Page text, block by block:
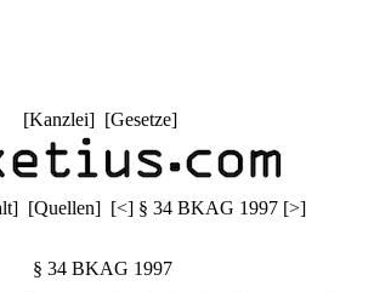
[Kanzlei] [Gesetze]
] [Quellen] [<] § 34 BKAG 1997 [>]
§ 34 BKAG 1997